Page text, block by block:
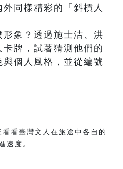
同樣精彩的「斜槓人
象？透過施士洁、洪
牌，試著猜測他們的
與個人風格，並從編號
看臺灣文人在旅途中各自的
速度。